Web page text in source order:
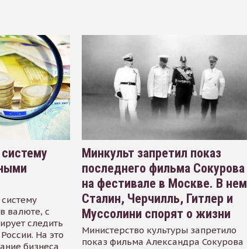
валюте, с
следить
На это
бизнеса
Минкульт запретил показ
последнего фильма Сокурова
на фестивале в Москве. В нем
Сталин, Черчилль, Гитлер и
Муссолини спорят о жизни
Министерство культуры запретило
показ фильма Александра Сокурова